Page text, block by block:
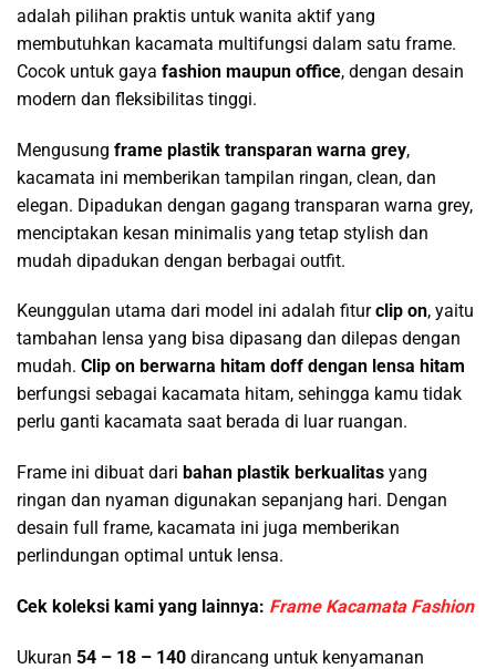
adalah pilihan praktis untuk wanita aktif yang
membutuhkan kacamata multifungsi dalam satu frame.
Cocok untuk gaya fashion maupun office, dengan desain
modern dan fleksibilitas tinggi.
Mengusung frame plastik transparan warna grey,
kacamata ini memberikan tampilan ringan, clean, dan
elegan. Dipadukan dengan gagang transparan warna grey,
menciptakan kesan minimalis yang tetap stylish dan
mudah dipadukan dengan berbagai outfit.
Keunggulan utama dari model ini adalah fiturclip on, yaitu
tambahan lensa yang bisa dipasang dan dilepas dengan
mudah. Clip on berwarna hitam doff dengan lensa hitam
berfungsi sebagai kacamata hitam, sehingga kamu tidak
perlu ganti kacamata saat berada di luar ruangan.
Frame ini dibuat dari bahan plastik berkualitas yang
ringan dan nyaman digunakan sepanjang hari. Dengan
desain full frame, kacamata ini juga memberikan
perlindungan optimal untuk lensa.
Cek koleksi kami yang lainnya: Frame Kacamata Fashion
Ukuran 54 – 18 – 140 dirancang untuk kenyamanan